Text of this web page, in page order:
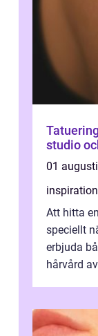
Tatuering
studio
01
inspiration
Att hitta
speciellt
erbjuda
hårvård